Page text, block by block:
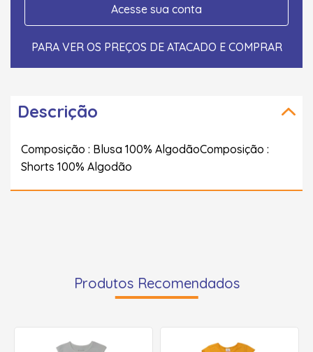
Acesse sua conta
PARA VER OS PREÇOS DE ATACADO E COMPRAR
Descrição
Composição : Blusa 100% AlgodãoComposição :
Shorts 100% Algodão
Produtos Recomendados